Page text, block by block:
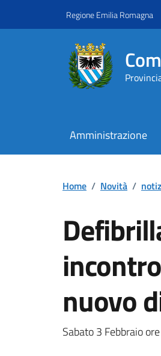
Regione Emilia Romagna
Amministrazione
Home / Novità /
nuovo
Dettagli
Sabato 3 Febbraio